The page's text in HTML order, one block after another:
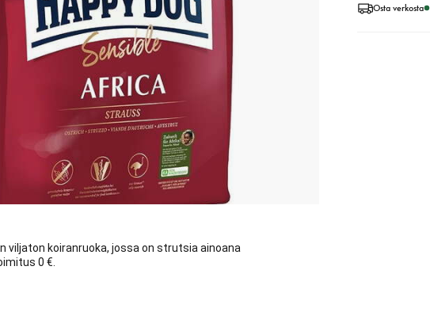
viljaton koiranruoka, jossa on strutsia ainoana
0 €.
Osta verkosta